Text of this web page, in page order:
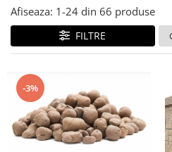
Afiseaza: 1-24 din 66 produse
FILTRE
-3%